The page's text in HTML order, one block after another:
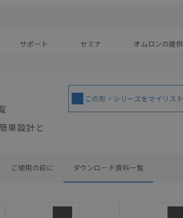
サポート セミナ オムロンの提
単設計と
この形・シリーズをマイリス
ご使用の前に ダウンロード資料一覧